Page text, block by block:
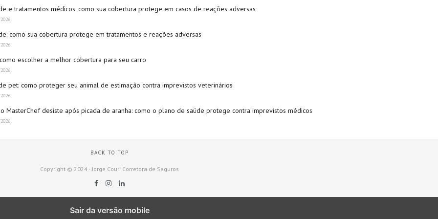
e tratamentos médicos: como sua cobertura protege em casos de reações adversas
como sua cobertura protege em tratamentos e reações adversas
escolher a melhor cobertura para seu carro
pet: como proteger seu animal de estimação contra imprevistos veterinários
MasterChef desiste após picada de aranha: como o plano de saúde protege contra imprevistos médicos
BACK TO TOP
Copyright © 2024 · Jorge Couri Corretora de Seguros
Sair da versão mobile